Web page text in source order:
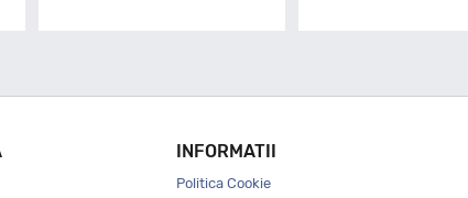
INFORMATII
Politica Cookie